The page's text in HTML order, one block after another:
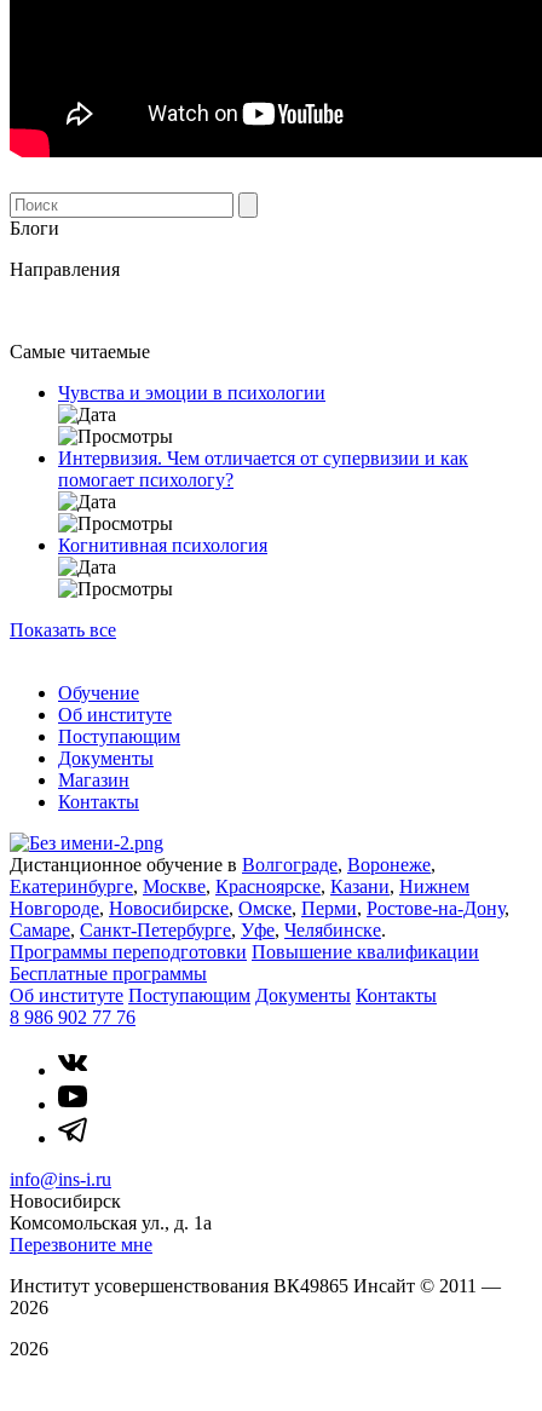
Блоги
Направления
Самые читаемые
Чувства и эмоции в психологии
Интервизия. Чем отличается от супервизии и как
помогает психологу?
Когнитивная психология
Показать все
Обучение
Об институте
Поступающим
Документы
Магазин
Контакты
Дистанционное обучение в Волгограде, Воронеже,
Екатеринбурге, Москве, Красноярске, Казани, Нижнем
Новгороде, Новосибирске, Омске, Перми, Ростове-на-Дону,
Самаре, Санкт-Петербурге, Уфе, Челябинске.
Программы переподготовки Повышение квалификации
Бесплатные программы
Об институте Поступающим Документы Контакты
8 986 902 77 76
info@ins-i.ru
Новосибирск
Комсомольская ул., д. 1а
Перезвоните мне
Институт усовершенствования ВК49865 Инсайт © 2011 —
2026
2026